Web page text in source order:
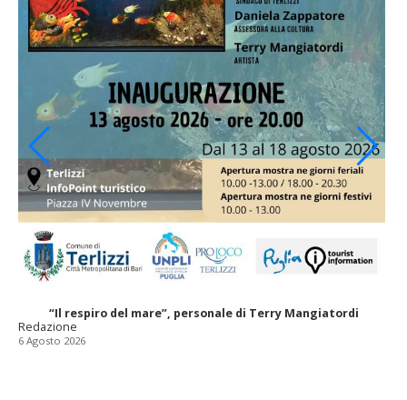
“Il respiro del mare”, personale di Terry Mangiatordi
Redazione
6 Agosto 2026